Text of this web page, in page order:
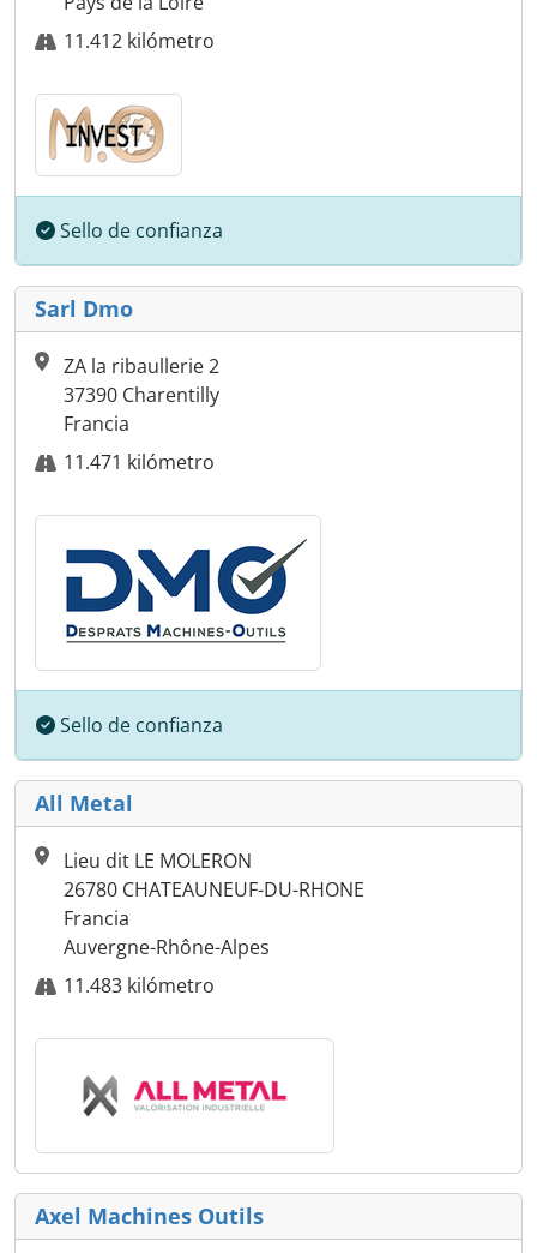
11.412 kilómetro
Sello de confianza
Sarl Dmo
ZA la ribaullerie 2
37390 Charentilly
Francia
11.471 kilómetro
Sello de confianza
All Metal
Lieu dit LE MOLERON
26780 CHATEAUNEUF-DU-RHONE
Francia
Auvergne-Rhône-Alpes
11.483 kilómetro
Axel Machines Outils